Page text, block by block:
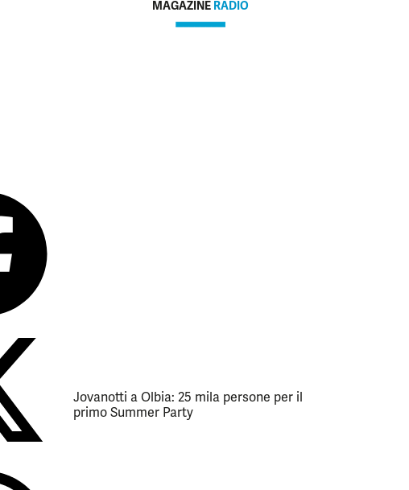
MAGAZINE RADIO
Jovanotti a Olbia: 25 mila persone per il
primo Summer Party